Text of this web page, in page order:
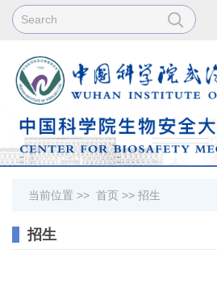
当前位置 >> 首页 >> 招生
招生